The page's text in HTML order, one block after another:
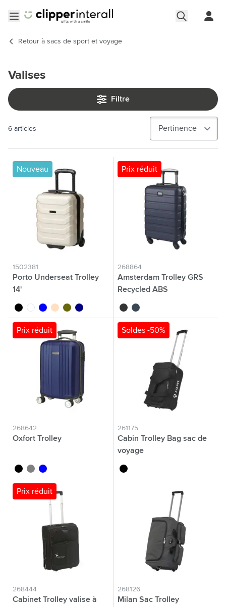
Retour à sacs de sport et voyage
Valises
Filtre
6 articles
Nouveau
1502381
Porto Underseat Trolley
14'
noir blancbleu beigevert olivebleu marine
Prix réduit
268864
Amsterdam Trolley GRS
Recycled ABS
noir bleu
Prix réduit
268642
Oxfort Trolley
noir gris bleu
Soldes -50%
261175
Cabin Trolley Bag sac de
voyage
noir
Prix réduit
268444
Cabinet Trolley valise à
268126
Milan Sac Trolley